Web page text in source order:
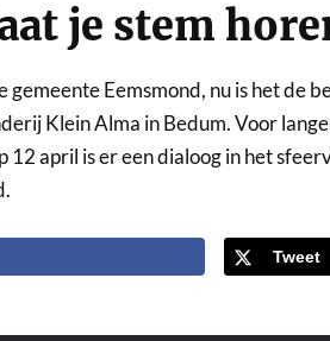
je stem
Eemsmond, nu is het de
Klein Alma in Bedum. Voor
12 april is er een dialoog in het
Tweet